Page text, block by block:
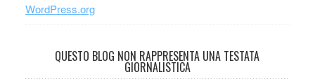
WordPress.org
QUESTO BLOG NON RAPPRESENTA UNA TESTATA
GIORNALISTICA